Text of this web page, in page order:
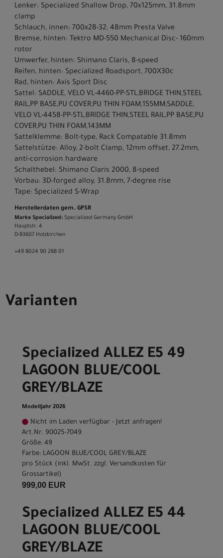
Lenker: Specialized Shallow Drop, 70x125mm, 31.8mm
clamp
Schlauch, innen: 700x28-32, 48mm Presta Valve
Bremse, hinten: Tektro MD-550 Mechanical Disc- 160mm
rotor
Umwerfer, hinten: Shimano Claris, 8-speed
Reifen, hinten: Specialized Roadsport, 700X30c
Rad, hinten: Axis Sport Disc
Sattel: SADDLE, VELO VL-4460-PP-STL,BRIDGE THIN,STEEL
RAIL,PP BASE,PU COVER,PU THIN FOAM,155MM;SADDLE,
VELO VL-4458-PP-STL,BRIDGE THIN,STEEL RAIL,PP BASE,PU
COVER,PU THIN FOAM,143MM
Sattelklemme: Bolt-type, Rack Compatable 31.8mm
Sattelstütze: Alloy, 2-bolt Clamp, 12mm offset, 27.2mm,
anti-corrosion hardware
Schalthebel: Shimano Claris 2000, 8-speed
Vorbau: 3D-forged alloy, 31.8mm, 7-degree rise
Tape: Specialized S-Wrap
Herstellerdaten gem. GPSR
Marke Specialized: Specialized Germany GmbH
Hauptstr. 4
D-83607 Holzkirchen
+49 8024 90 288 01
Varianten
Specialized ALLEZ E5 49
LAGOON BLUE/COOL
GREY/BLAZE
Modelljahr 2026
Nicht im Laden verfügbar - Jetzt anfragen!
Art.Nr. 90025-7049
Größe: 49
Farbe: LAGOON BLUE/COOL GREY/BLAZE
pro Stück (inkl. MwSt. zzgl. Versandkosten für
Grossartikel)
999,00 EUR
Specialized ALLEZ E5 44
LAGOON BLUE/COOL
GREY/BLAZE